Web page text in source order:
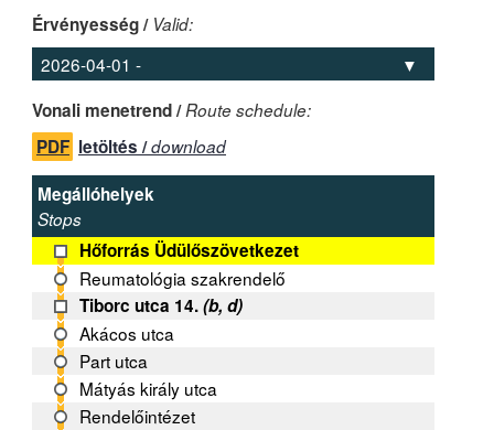
Érvényesség / Valid:
Vonali menetrend /Route schedule:
PDF letöltés /download
Megállóhelyek
Stops
Hőforrás Üdülőszövetkezet
Reumatológia szakrendelő
Tiborc utca 14.(b, d)
Akácos utca
Part utca
Mátyás király utca
Rendelőintézet